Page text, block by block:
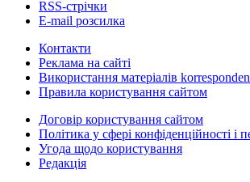
RSS-стрічки
E-mail розсилка
Контакти
Реклама на сайті
Використання матеріалів
Правила користування сайтом
Договір користування сайтом
Політика у сфері конфіденційності і
Угода щодо користування
Редакція